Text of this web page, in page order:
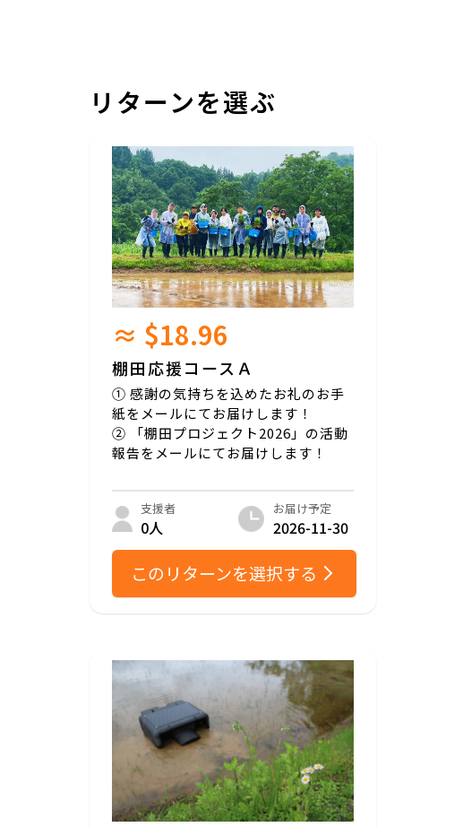
リターンを選ぶ
≈ $18.96
棚田応援コースＡ
① 感謝の気持ちを込めたお礼のお手
紙をメールにてお届けします！
② 「棚田プロジェクト2026」の活動
報告をメールにてお届けします！
支援者
0人
お届け予定
2026-11-30
このリターンを選択する